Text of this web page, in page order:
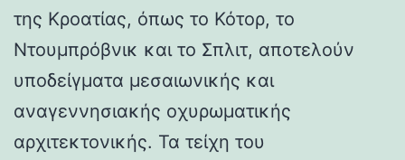
της Κροατίας, όπως το Κότορ, το
Ντουμπρόβνικ και το Σπλιτ, αποτελούν
υποδείγματα μεσαιωνικής και
αναγεννησιακής οχυρωματικής
αρχιτεκτονικής. Τα τείχη του